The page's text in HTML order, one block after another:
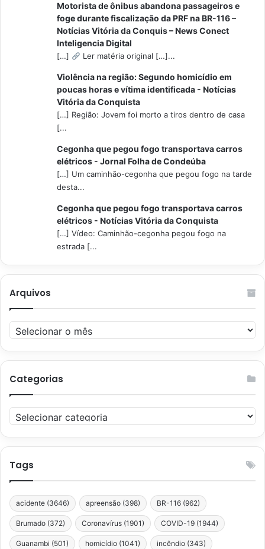
Motorista de ônibus abandona passageiros e
foge durante fiscalização da PRF na BR-116 –
Notícias Vitória da Conquis – News Conect
Inteligencia Digital
[…] Ler matéria original […]...
Violência na região: Segundo homicídio em
poucas horas e vítima identificada - Notícias
Vitória da Conquista
[…] Região: Jovem foi morto a tiros dentro de casa
[...
Cegonha que pegou fogo transportava carros
elétricos - Jornal Folha de Condeúba
[…] Um caminhão-cegonha que pegou fogo na tarde
desta...
Cegonha que pegou fogo transportava carros
elétricos - Notícias Vitória da Conquista
[…] Vídeo: Caminhão-cegonha pegou fogo na
estrada [...
Arquivos
Arquivos
Categorias
Categorias
Tags
acidente (3646) apreensão (398) BR-116 (962)
Brumado (372) Coronavírus (1901) COVID-19 (1944)
Guanambi (501) homicídio (1041) incêndio (343)